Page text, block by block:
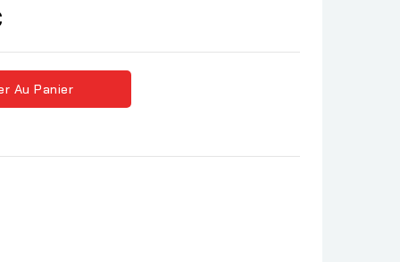
Au Panier